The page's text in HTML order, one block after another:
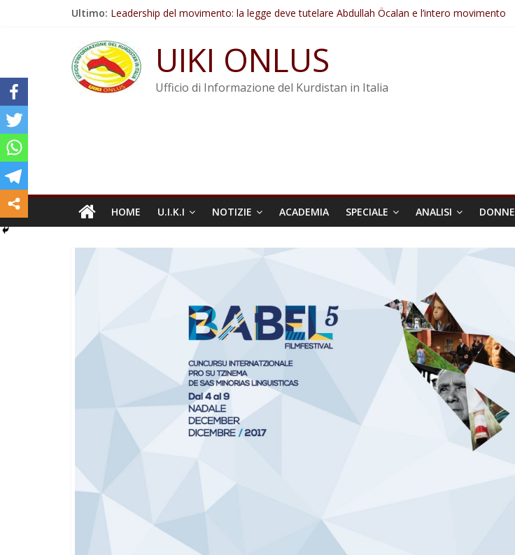
Ultimo: Leadership del movimento: la legge deve tutelare Abdullah Öcalan e l’intero movimento
Non tenere conto della situazione di Rêber Apo ostacolerebbe l’attuazione della legge
Il KNK chiede un’azione internazionale contro i crimini di guerra dell’Iran
Abdullah Öcalan: Le legge negativa deve essere trasformata in legge positiva
UIKI ONLUS
Ufficio di Informazione del Kurdistan in Italia
HOME U.I.K.I NOTIZIE ACADEMIA SPECIALE ANALISI DONNE